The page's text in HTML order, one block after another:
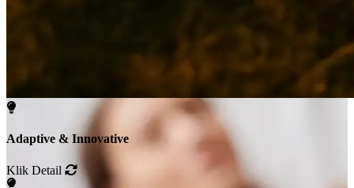
Adaptive & Innovative
Klik Detail